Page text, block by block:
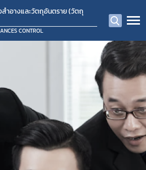
ำอางและวัตถุอันตราย (วัตถุ
CONTROL